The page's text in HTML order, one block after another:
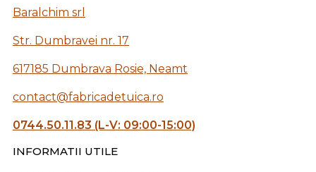
Baralchim srl
Str. Dumbravei nr. 17
617185 Dumbrava Rosie, Neamt
contact@fabricadetuica.ro
0744.50.11.83 (L-V: 09:00-15:00)
INFORMATII UTILE